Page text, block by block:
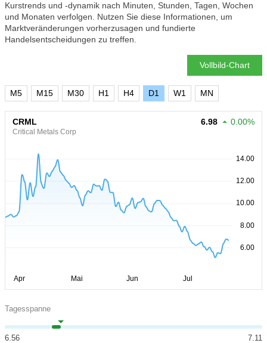
Kurstrends und -dynamik nach Minuten, Stunden, Tagen, Wochen
und Monaten verfolgen. Nutzen Sie diese Informationen, um
Marktveränderungen vorherzusagen und fundierte
Handelsentscheidungen zu treffen.
Vollbild-Chart
M5 M15 M30 H1 H4 D1 W1 MN
CRML
Critical Metals Corp
6.98 0.00%
Tagesspanne
6.56 7.11